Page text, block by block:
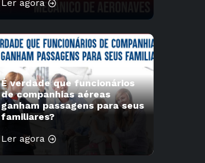
Ler agora
É verdade que funcionários
de companhias aéreas
ganham passagens para seus
familiares?
Ler agora